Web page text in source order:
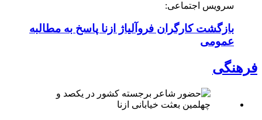
سرویس اجتماعی:
بازگشت کارگران فروآلیاژ ازنا پاسخ به مطالبه
عمومی
فرهنگی